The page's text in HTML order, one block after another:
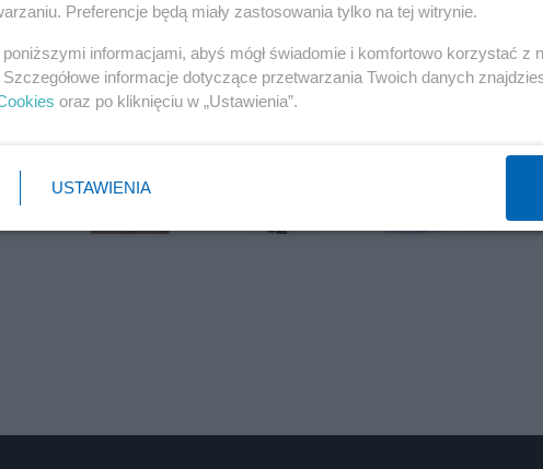
Preferencje będą miały zastosowania tylko na tej witrynie.
informacjami, abyś mógł świadomie i komfortowo korzystać z
informacje dotyczące przetwarzania Twoich danych
oraz po kliknięciu w „Ustawienia”.
USTAWIENIA